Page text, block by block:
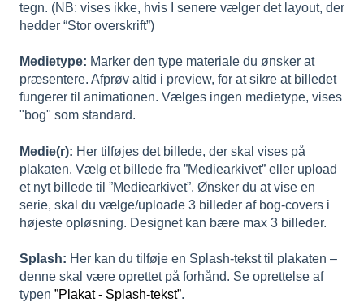
tegn. (NB: vises ikke, hvis I senere vælger det layout, der
hedder “Stor overskrift”)
Medietype: Marker den type materiale du ønsker at
præsentere. Afprøv altid i preview, for at sikre at billedet
fungerer til animationen. Vælges ingen medietype, vises
"bog" som standard.
Medie(r): Her tilføjes det billede, der skal vises på
plakaten. Vælg et billede fra ”Mediearkivet” eller upload
et nyt billede til ”Mediearkivet”. Ønsker du at vise en
serie, skal du vælge/uploade 3 billeder af bog-covers i
højeste opløsning. Designet kan bære max 3 billeder.
Splash: Her kan du tilføje en Splash-tekst til plakaten –
denne skal være oprettet på forhånd. Se oprettelse af
typen ”Plakat - Splash-tekst”.